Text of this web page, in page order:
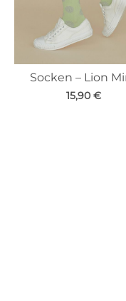
Socken – Lion
15,90 €